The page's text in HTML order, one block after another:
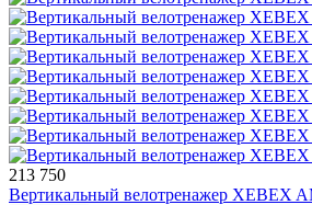
213 750
Вертикальный велотренажер XEBEX